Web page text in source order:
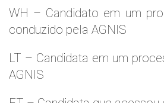
WH – Candidato em um
conduzido pela AGNIS
LT – Candidata em um
AGNIS